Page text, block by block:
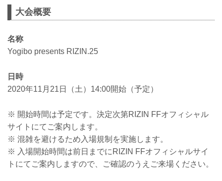
大会概要
名称
Yogibo presents RIZIN.25
日時
2020年11月21日（土）14:00開始（予定）
※ 開始時間は予定です。決定次第RIZIN FFオフィシャル
サイトにてご案内します。
※ 混雑を避けるため入場規制を実施します。
※ 入場開始時間は前日までにRIZIN FFオフィシャルサイ
トにてご案内しますので、ご確認のうえご来場ください。